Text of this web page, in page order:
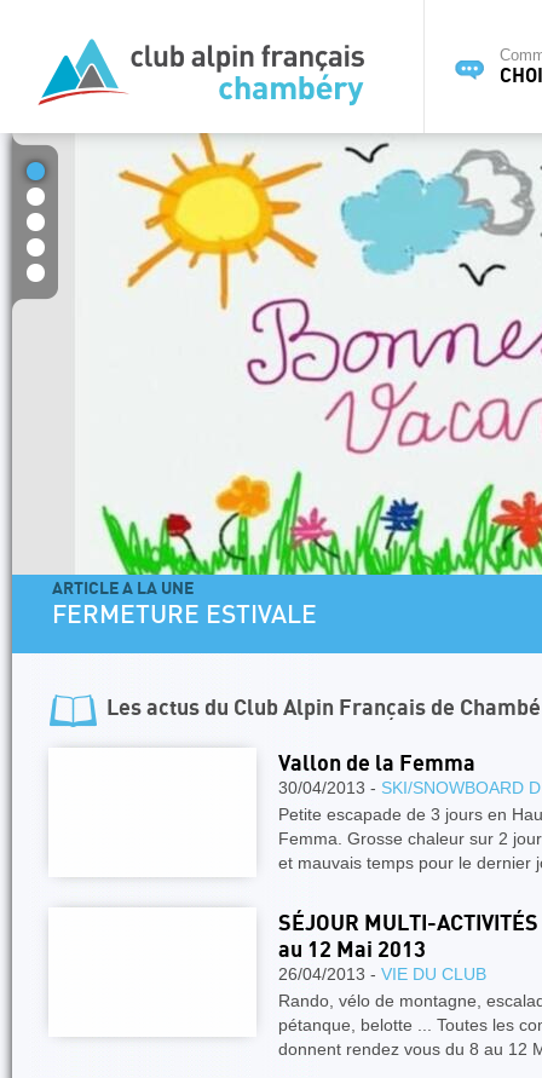
ARTICLE A LA UNE
FERMETURE ESTIVALE
Les actus du Club Alpin Français de
Vallon de la Femma
30/04/2013 - SKI/SNOWBOARD
Petite escapade de 3 jours en
Femma. Grosse chaleur sur 2
et mauvais temps pour le dernier
SÉJOUR MULTI-
au 12 Mai 2013
26/04/2013 - VIE DU CLUB
Rando, vélo de montagne,
pétanque, belotte ... Toutes les
donnent rendez vous du 8 au 12